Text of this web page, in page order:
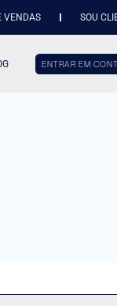
VENDAS SOU
ENTRAR EM